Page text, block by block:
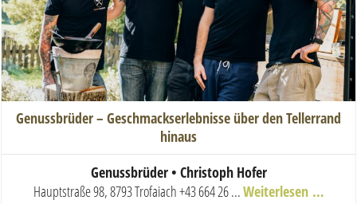
Genussbrüder – Geschmackserlebnisse über den Tellerrand
hinaus
Genussbrüder • Christoph Hofer
Hauptstraße 98, 8793 Trofaiach+43 664 26 ...Weiterlesen …